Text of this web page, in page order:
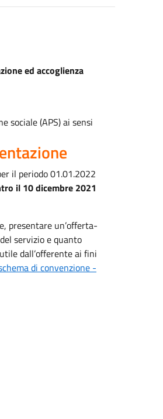
ed accoglienza
sociale (APS) ai sensi
il periodo 01.01.2022
il 10 dicembre 2021
presentare un’offerta-
servizio e quanto
dall’offerente ai fini
di convenzione -